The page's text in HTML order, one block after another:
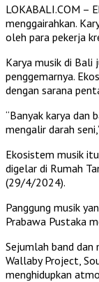
LOKABALI.COM –
menggairahkan.
oleh para pekerja
Karya musik di
penggemarnya.
dengan sarana
“Banyak karya dan
mengalir darah
Ekosistem musik
digelar di Rumah
(29/4/2024).
Panggung musik
Prabawa Pustaka
Sejumlah band dan
Wallaby Project,
menghidupkan